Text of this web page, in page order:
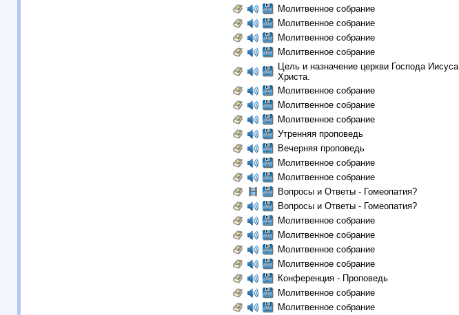
Молитвенное собрание
Молитвенное собрание
Молитвенное собрание
Молитвенное собрание
Цель и назначение церкви Господа Иисуса
Христа.
Молитвенное собрание
Молитвенное собрание
Молитвенное собрание
Утренняя проповедь
Вечерняя проповедь
Молитвенное собрание
Молитвенное собрание
Вопросы и Ответы - Гомеопатия?
Вопросы и Ответы - Гомеопатия?
Молитвенное собрание
Молитвенное собрание
Молитвенное собрание
Молитвенное собрание
Конференция - Проповедь
Молитвенное собрание
Молитвенное собрание